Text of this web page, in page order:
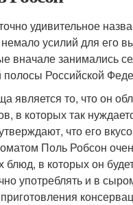
удивительное
усилий для его
вначале занимались
Российской
является то, что он
в которых так
что его
Поль Робсон
в которых он
употреблять и в